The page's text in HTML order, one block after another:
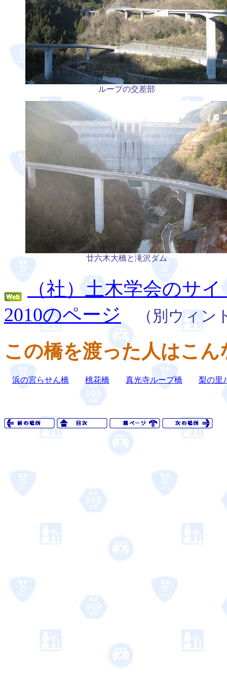
ループの交差部
廿六木大橋と滝沢ダム
（社）土木学会のサイ
2010のページ
（別ウィン
この橋を渡った人はこ
浜の宮らせん橋 桃花橋 真光寺ループ橋 梨の里